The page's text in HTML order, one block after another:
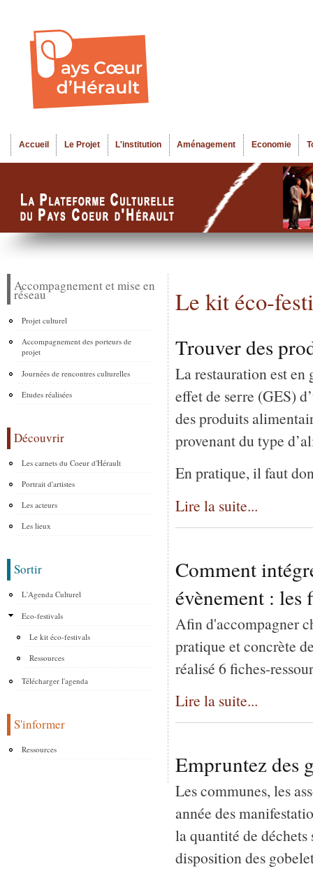
Menu principal
Accueil Le Projet L'institution Aménagement Economie
Accompagnement et mise en
réseau
Projet culturel
Accompagnement des porteurs de
projet
Journées de rencontres culturelles
Etudes réalisées
Découvrir
Les carnets du Coeur d'Hérault
Portrait d'artistes
Les acteurs
Les lieux
Sortir
L'Agenda Culturel
Eco-festivals
Le kit éco-festivals
Ressources
Télécharger l'agenda
S'informer
Ressources
Le kit éco-
Trouver des
La restauration est en
effet de serre (GES)
des produits
provenant du type
En pratique, il faut
Lire la suite...
Comment
évènement : les
Afin d'accompagner
pratique et concrète
réalisé 6 fiches-
Lire la suite...
Empruntez des
Les communes, les
année des
la quantité de
disposition des